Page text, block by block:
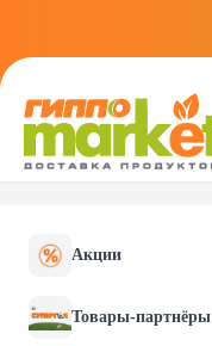
Акции
Товары-партнёры